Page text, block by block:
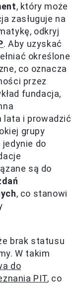
, który może
zasługuje na
odkryj
. Aby uzyskać
określone
co oznacza
przez
fundacja,
lata i prowadzić
grupy
jedynie do
są do
, co stanowi
brak statusu
W takim
do
PIT, co